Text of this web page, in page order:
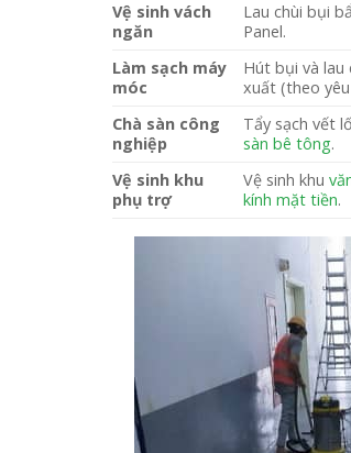
Vệ sinh vách
ngăn
Lau chùi bụi
Panel.
Làm sạch máy
móc
Hút bụi và lau
xuất (theo
Chà sàn công
nghiệp
Tẩy sạch vết
sàn bê tông.
Vệ sinh khu
phụ trợ
Vệ sinh khu
kính mặt tiền.